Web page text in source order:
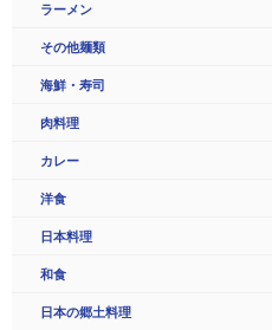
ラーメン
その他麺類
海鮮・寿司
肉料理
カレー
洋食
日本料理
和食
日本の郷土料理